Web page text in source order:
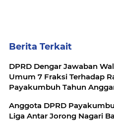
Berita Terkait
DPRD Dengar Jawaban
Umum 7 Fraksi Terhadap
Payakumbuh Tahun
Anggota DPRD
Liga Antar Jorong Nagari